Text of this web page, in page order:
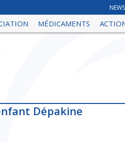
MÉDICAMENTS
Dépakine